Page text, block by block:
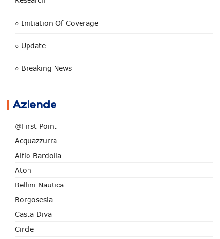
○ Initiation Of Coverage
○ Update
○ Breaking News
Aziende
@First Point
Acquazzurra
Alfio Bardolla
Aton
Bellini Nautica
Borgosesia
Casta Diva
Circle